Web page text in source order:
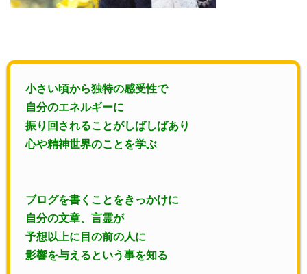
小さい頃から独特の感受性で
自分のエネルギーに
振り回されることがしばしばあり
心や精神世界のことを学ぶ
ブログを書くことをきっかけに
自分の文章、言霊が
予想以上に目の前の人に
影響を与えるという事を知る